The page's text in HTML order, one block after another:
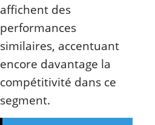
affichent des
performances
similaires, accentuant
encore davantage la
compétitivité dans ce
segment.